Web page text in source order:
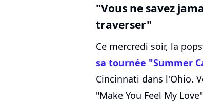
"Vous ne savez
traverser"
Ce mercredi soir, la
sa tournée "Summer
Cincinnati dans l'Ohio.
"Make You Feel My